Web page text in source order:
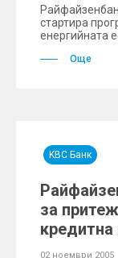
стартира
енергийната
Още
KBC Банк
за
02 ноември 2005